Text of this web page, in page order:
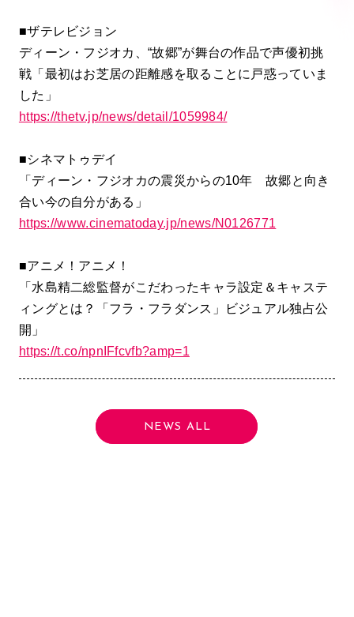
■ザテレビジョン
ディーン・フジオカ、“故郷”が舞台の作品で声優初挑
戦「最初はお芝居の距離感を取ることに戸惑っていま
した」
https://thetv.jp/news/detail/1059984/
■シネマトゥデイ
「ディーン・フジオカの震災からの10年 故郷と向き
合い今の自分がある」
https://www.cinematoday.jp/news/N0126771
■アニメ！アニメ！
「水島精二総監督がこだわったキャラ設定＆キャステ
ィングとは？「フラ・フラダンス」ビジュアル独占公
開」
https://t.co/npnIFfcvfb?amp=1
NEWS ALL